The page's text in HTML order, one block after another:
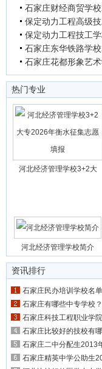
石家庄财经商贸学
保定动力工程高级
保定动力工程技工
石家庄东华铁路学
石家庄花都形象艺
热门专业
河北经济管理学校3+2大
河北经济管理学校简介
资讯排行
石家庄民办培训学校名单
石家庄有哪些中专学校？
石家庄科技工程职业学
石家庄比较好的技校有
石家庄二中分配生2013
石家庄精英中学公助生